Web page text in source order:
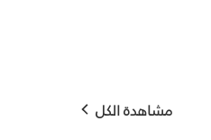
مشاهدة الكل